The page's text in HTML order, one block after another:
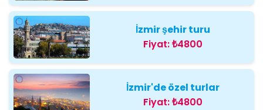
İzmir şehir turu
Fiyat:₺4800
İzmir'de özel turlar
Fiyat:₺4800